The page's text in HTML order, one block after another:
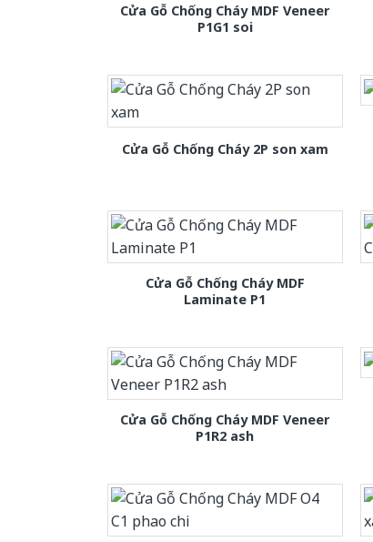
Cửa Gỗ Chống Cháy MDF Veneer
P1G1 soi
Cửa Gỗ Chống Cháy 2P son xam
Cửa Gỗ Chống Cháy MDF
Laminate P1
Cửa Gỗ Chống Cháy MDF Veneer
P1R2 ash